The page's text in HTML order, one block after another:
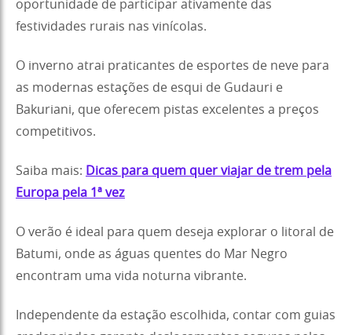
oportunidade de participar ativamente das
festividades rurais nas vinícolas.
O inverno atrai praticantes de esportes de neve para
as modernas estações de esqui de Gudauri e
Bakuriani, que oferecem pistas excelentes a preços
competitivos.
Saiba mais: Dicas para quem quer viajar de trem pela
Europa pela 1ª vez
O verão é ideal para quem deseja explorar o litoral de
Batumi, onde as águas quentes do Mar Negro
encontram uma vida noturna vibrante.
Independente da estação escolhida, contar com guias